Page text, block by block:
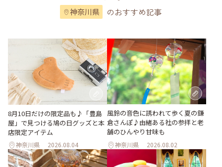
神奈川県 のおすすめ記事
8月10日だけの限定品も♪「豊島
屋」で見つける鳩の日グッズと本
店限定アイテム
神奈川県 2026.08.04
風鈴の音色に誘われて歩く夏の鎌
倉さんぽ♪由緒ある社の参拝と老
舗のひんやり甘味も
神奈川県 2026.08.02